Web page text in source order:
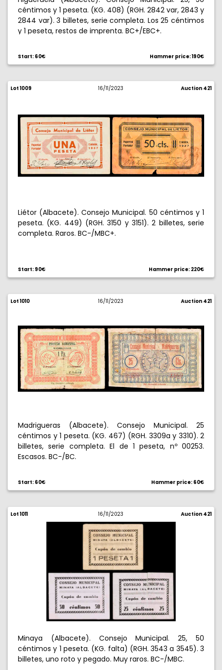
céntimos y 1 peseta. (KG. 408) (RGH. 2842 var, 2843 y
2844 var). 3 billetes, serie completa. Los 25 céntimos
y 1 peseta, restos de imprenta. BC+/EBC+.
Start: 60€ Hammer price: 190€
Lot 1009 16/11/2023 Auction 421
Liétor (Albacete). Consejo Municipal. 50 céntimos y 1
peseta. (KG. 449) (RGH. 3150 y 3151). 2 billetes, serie
completa. Raros. BC-/MBC+.
Start: 90€ Hammer price: 220€
Lot 1010 16/11/2023 Auction 421
Madrigueras (Albacete). Consejo Municipal. 25
céntimos y 1 peseta. (KG. 467) (RGH. 3309a y 3310). 2
billetes, serie completa. El de 1 peseta, nº 00253.
Escasos. BC-/BC.
Start: 60€ Hammer price: 60€
Lot 1011 16/11/2023 Auction 421
Minaya (Albacete). Consejo Municipal. 25, 50
céntimos y 1 peseta. (KG. falta) (RGH. 3543 a 3545). 3
billetes, uno roto y pegado. Muy raros. BC-/MBC.